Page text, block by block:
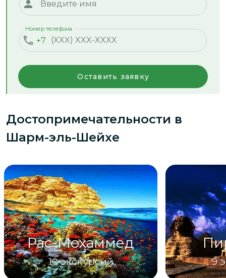
+7
Номер телефона
Оставить заявку
Достопримечательности в
Шарм-эль-Шейхе
Рас-Мохаммед
10 экскурсий 9